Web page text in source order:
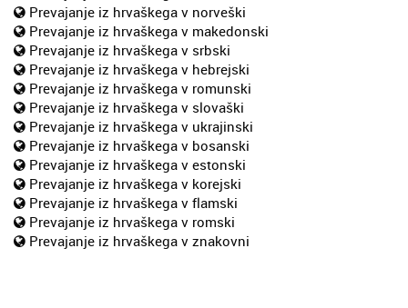
Prevajanje iz hrvaškega v norveški
Prevajanje iz hrvaškega v makedonski
Prevajanje iz hrvaškega v srbski
Prevajanje iz hrvaškega v hebrejski
Prevajanje iz hrvaškega v romunski
Prevajanje iz hrvaškega v slovaški
Prevajanje iz hrvaškega v ukrajinski
Prevajanje iz hrvaškega v bosanski
Prevajanje iz hrvaškega v estonski
Prevajanje iz hrvaškega v korejski
Prevajanje iz hrvaškega v flamski
Prevajanje iz hrvaškega v romski
Prevajanje iz hrvaškega v znakovni